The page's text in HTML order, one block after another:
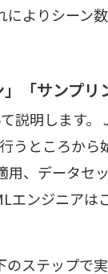
によりシーン
「サンプ
説明します
うところから
、データセ
エンジニアは
ステップで